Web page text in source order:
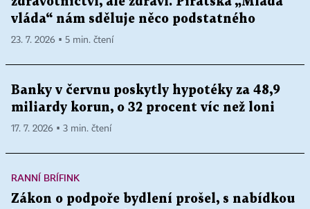
vláda“ nám sděluje něco podstatného
23. 7. 2026 ▪ 5 min. čtení
Banky v červnu poskytly hypotéky za 48,9
miliardy korun, o 32 procent víc než loni
17. 7. 2026 ▪ 3 min. čtení
RANNÍ BRÍFINK
Zákon o podpoře bydlení prošel, s nabídkou